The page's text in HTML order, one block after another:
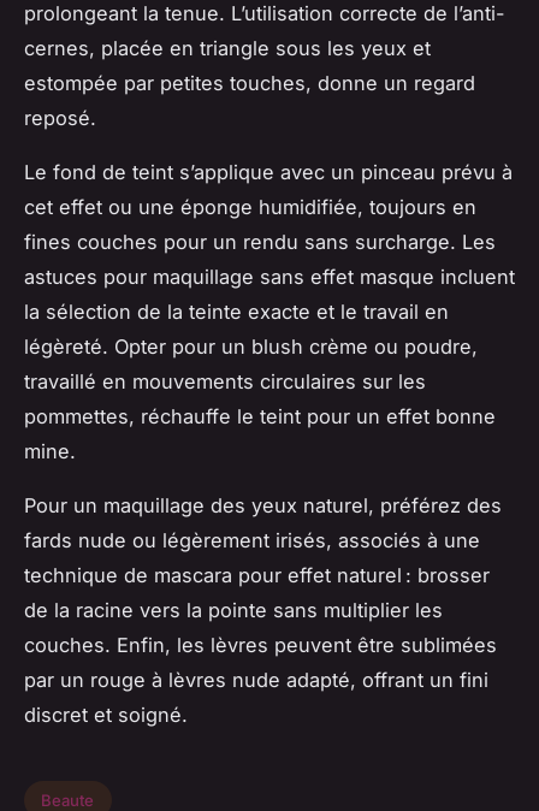
prolongeant la tenue. L’utilisation correcte de l’anti-
cernes, placée en triangle sous les yeux et
estompée par petites touches, donne un regard
reposé.
Le fond de teint s’applique avec un pinceau prévu à
cet effet ou une éponge humidifiée, toujours en
fines couches pour un rendu sans surcharge. Les
astuces pour maquillage sans effet masque incluent
la sélection de la teinte exacte et le travail en
légèreté. Opter pour un blush crème ou poudre,
travaillé en mouvements circulaires sur les
pommettes, réchauffe le teint pour un effet bonne
mine.
Pour un maquillage des yeux naturel, préférez des
fards nude ou légèrement irisés, associés à une
technique de mascara pour effet naturel : brosser
de la racine vers la pointe sans multiplier les
couches. Enfin, les lèvres peuvent être sublimées
par un rouge à lèvres nude adapté, offrant un fini
discret et soigné.
Beaute